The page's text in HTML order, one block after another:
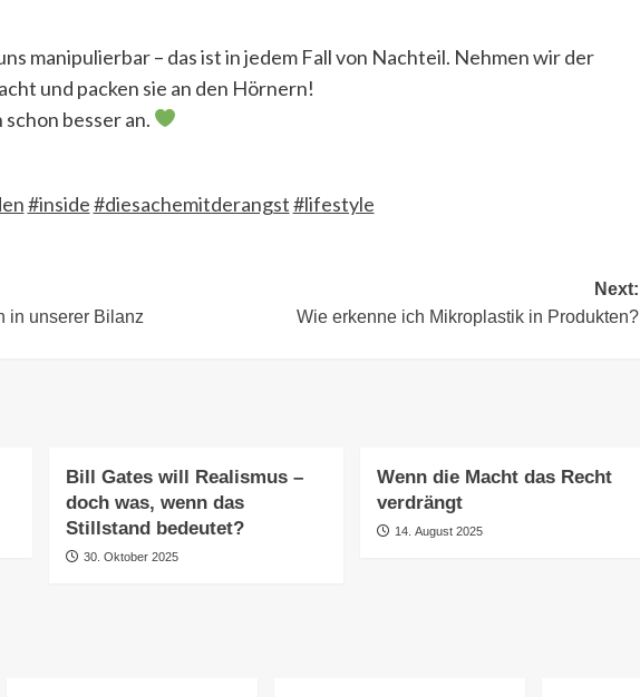
manipulierbar – das ist in jedem Fall von Nachteil. Nehmen wir der
und packen sie an den Hörnern!
besser an.
#inside#diesachemitderangst#lifestyle
in unserer Bilanz
Next:
Wie erkenne ich Mikroplastik in Produkten?
Bill Gates will Realismus –
doch was, wenn das
Stillstand bedeutet?
30. Oktober 2025
Wenn die Macht das Recht
verdrängt
14. August 2025